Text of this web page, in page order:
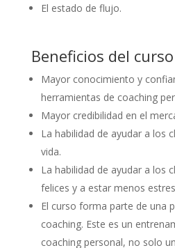
El estado de flujo.
Beneficios del curso
Mayor conocimiento y
herramientas de coaching
Mayor credibilidad en el
La habilidad de ayudar a los
vida.
La habilidad de ayudar a los
felices y a estar menos
El curso forma parte de una
coaching. Este es un
coaching personal, no solo